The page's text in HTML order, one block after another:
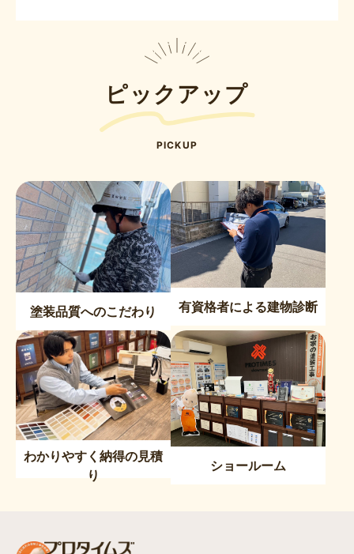
ピックアップ
PICKUP
塗装品質へのこだわり 有資格者による建物診断
わかりやすく納得の見積
り
ショールーム